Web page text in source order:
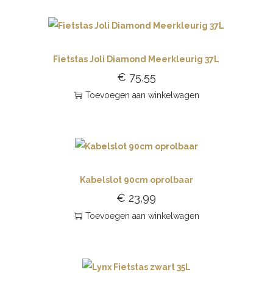
Fietstas Joli Diamond Meerkleurig 37L
€ 75,55
Toevoegen aan winkelwagen
Kabelslot 90cm oprolbaar
€ 23,99
Toevoegen aan winkelwagen